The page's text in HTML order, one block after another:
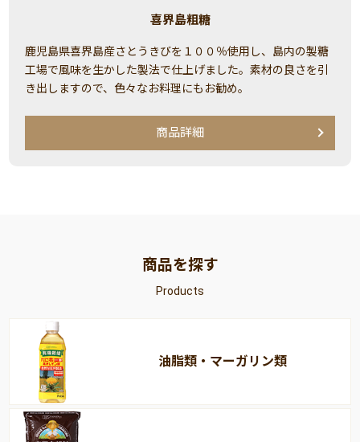
喜界島粗糖
鹿児島県喜界島産さとうきびを１００％使用し、島内の製糖
工場で風味を生かした製法で仕上げました。素材の良さを引
き出しますので、色々なお料理にもお勧め。
商品詳細
商品を探す
Products
油脂類・マーガリン類